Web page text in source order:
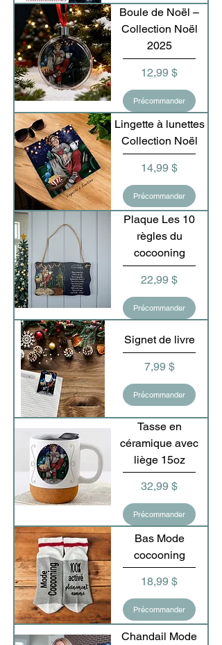
Boule de Noël –
Collection Noël
2025
Prix
12,99 $
Précommander
Lingette à lunettes
Collection Noël
Prix
14,99 $
Précommander
Plaque Les 10
règles du
cocooning
Prix
22,99 $
Précommander
Signet de livre
Prix
7,99 $
Précommander
Tasse en
céramique avec
liège 15oz
Prix
32,99 $
Précommander
Bas Mode
cocooning
Prix
18,99 $
Précommander
Chandail Mode